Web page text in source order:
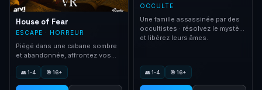
House of Fear
ESCAPE · HORREUR
Piégé dans une cabane sombre
et abandonnée, affrontez vos
peurs et échappez-vous.
👥 1-4 🎯 16+
OCCULTE
Une famille assassinée par des
occultistes · résolvez le mystère
et libérez leurs âmes.
👥 1-4 🎯 16+